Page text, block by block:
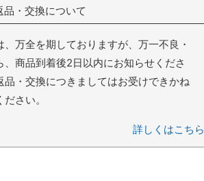
品・交換について
万全を期しておりますが、万一不良・
商品到着後2日以内にお知らせくださ
品・交換につきましてはお受けできかね
さい。
詳しくはこちら